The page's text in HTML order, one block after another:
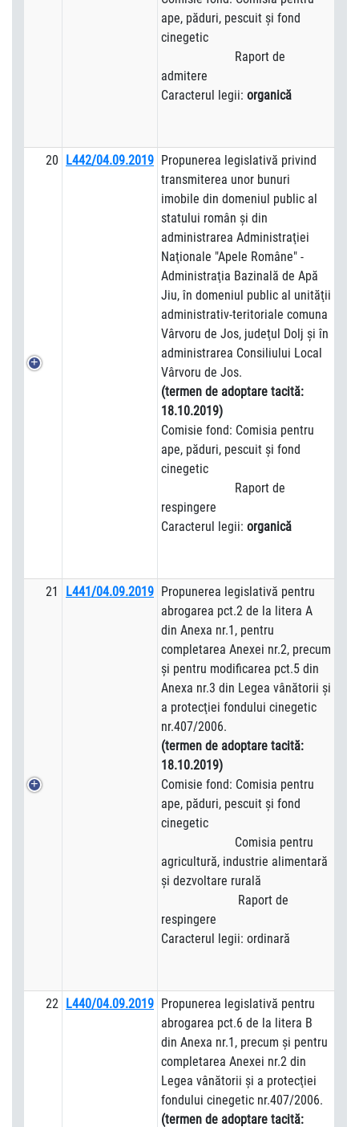
ape, păduri, pescuit şi fond
cinegetic
Raport de
admitere
Caracterul legii: organică
20 L442/04.09.2019 Propunerea legislativă privind
transmiterea unor bunuri
imobile din domeniul public al
statului român şi din
administrarea Administraţiei
Naţionale "Apele Române" -
Administraţia Bazinală de Apă
Jiu, în domeniul public al unităţii
administrativ-teritoriale comuna
Vârvoru de Jos, judeţul Dolj şi în
administrarea Consiliului Local
Vârvoru de Jos.
(termen de adoptare tacită:
18.10.2019)
Comisie fond: Comisia pentru
ape, păduri, pescuit şi fond
cinegetic
Raport de
respingere
Caracterul legii: organică
21 L441/04.09.2019 Propunerea legislativă pentru
abrogarea pct.2 de la litera A
din Anexa nr.1, pentru
completarea Anexei nr.2, precum
şi pentru modificarea pct.5 din
Anexa nr.3 din Legea vânătorii şi
a protecţiei fondului cinegetic
nr.407/2006.
(termen de adoptare tacită:
18.10.2019)
Comisie fond: Comisia pentru
ape, păduri, pescuit şi fond
cinegetic
Comisia pentru
agricultură, industrie alimentară
şi dezvoltare rurală
Raport de
respingere
Caracterul legii: ordinară
22 L440/04.09.2019 Propunerea legislativă pentru
abrogarea pct.6 de la litera B
din Anexa nr.1, precum şi pentru
completarea Anexei nr.2 din
Legea vânătorii şi a protecţiei
fondului cinegetic nr.407/2006.
(termen de adoptare tacită: